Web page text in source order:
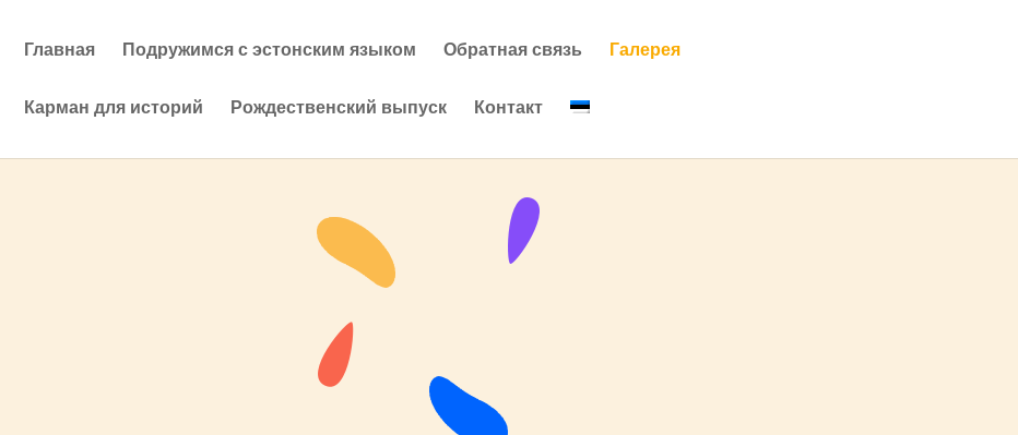
Главная Подружимся с эстонским языком Обратная связь Галерея
Карман для историй Рождественский выпуск Контакт